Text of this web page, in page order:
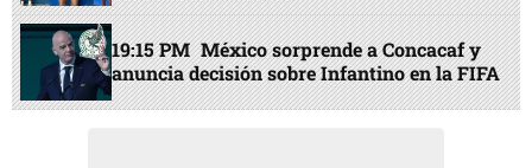
19:15 PM México sorprende a Concacaf y
anuncia decisión sobre Infantino en la FIFA